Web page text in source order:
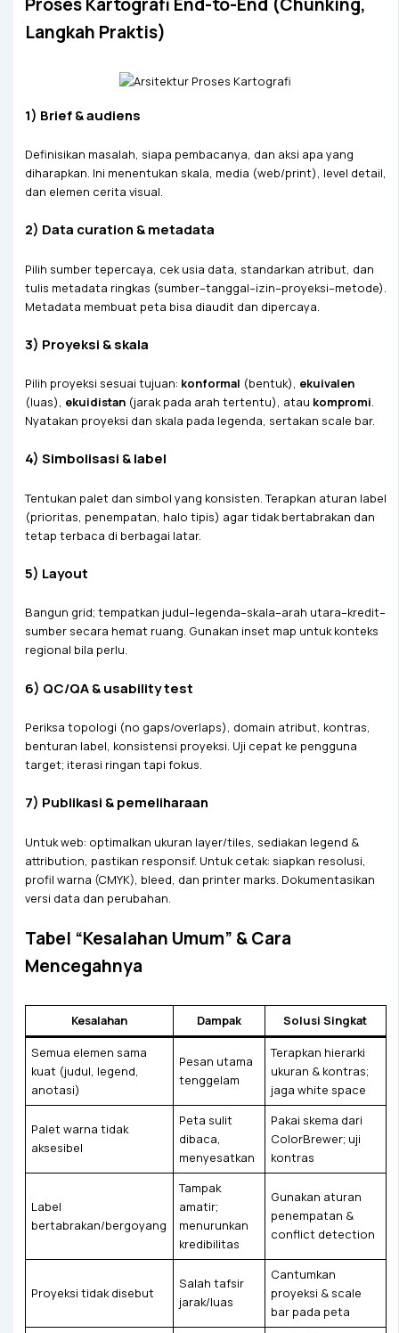
Langkah Praktis)
1) Brief & audiens
Definisikan masalah, siapa pembacanya, dan aksi apa yang
diharapkan. Ini menentukan skala, media (web/print), level detail,
dan elemen cerita visual.
2) Data curation & metadata
Pilih sumber tepercaya, cek usia data, standarkan atribut, dan
tulis metadata ringkas (sumber–tanggal–izin–proyeksi–metode).
Metadata membuat peta bisa diaudit dan dipercaya.
3) Proyeksi & skala
Pilih proyeksi sesuai tujuan: konformal (bentuk), ekuivalen
(luas), ekuidistan(jarak pada arah tertentu), atau kompromi.
Nyatakan proyeksi dan skala pada legenda, sertakan scale bar.
4) Simbolisasi & label
Tentukan palet dan simbol yang konsisten. Terapkan aturan label
(prioritas, penempatan, halo tipis) agar tidak bertabrakan dan
tetap terbaca di berbagai latar.
5) Layout
Bangun grid; tempatkan judul–legenda–skala–arah utara–kredit–
sumber secara hemat ruang. Gunakan inset map untuk konteks
regional bila perlu.
6) QC/QA & usability test
Periksa topologi (no gaps/overlaps), domain atribut, kontras,
benturan label, konsistensi proyeksi. Uji cepat ke pengguna
target; iterasi ringan tapi fokus.
7) Publikasi & pemeliharaan
Untuk web: optimalkan ukuran layer/tiles, sediakan legend &
attribution, pastikan responsif. Untuk cetak: siapkan resolusi,
profil warna (CMYK), bleed, dan printer marks. Dokumentasikan
versi data dan perubahan.
Tabel “Kesalahan Umum” & Cara
Mencegahnya
Kesalahan Dampak
Solusi Singkat
Semua elemen sama
kuat (judul, legend,
anotasi)
Pesan utama
tenggelam
Terapkan hierarki
ukuran & kontras;
jaga white space
Palet warna tidak
aksesibel
Peta sulit
dibaca,
menyesatkan
Pakai skema dari
ColorBrewer; uji
kontras
Label
bertabrakan/bergoyang
Tampak
amatir;
menurunkan
kredibilitas
Gunakan aturan
penempatan &
conflict detection
Proyeksi tidak disebut
Salah tafsir
jarak/luas
Cantumkan
proyeksi & scale
bar pada peta